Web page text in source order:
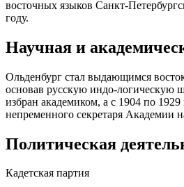
восточных языков Санкт-
году.
Научная и
Ольденбург стал выдающимся
основав русскую индо-логическую
избран академиком, а с 1904 по
непременного секретаря Академии
Политическая
Кадетская партия